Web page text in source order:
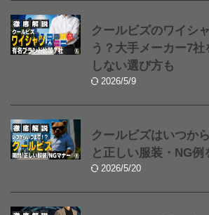
クールビズのワイシ
う？大手メーカー7
しない選び方も
2026/5/9
クールビズはいつか
と正しい服装・NG例
2026/5/20